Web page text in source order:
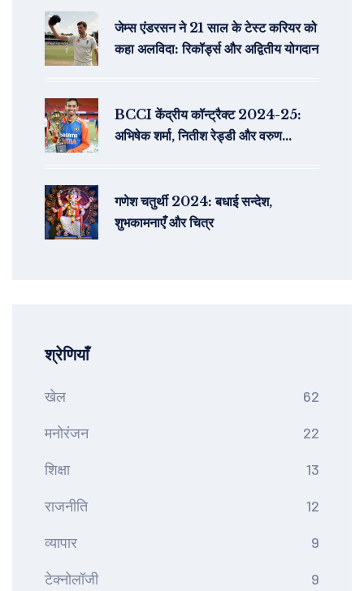
जेम्स एंडरसन ने 21 साल के टेस्ट करियर को
कहा अलविदा: रिकॉर्ड्स और अद्वितीय योगदान
BCCI केंद्रीय कॉन्ट्रैक्ट 2024-25:
अभिषेक शर्मा, नितीश रेड्डी और वरुण
गणेश चतुर्थी 2024: बधाई सन्देश,
शुभकामनाएँ और चित्र
श्रेणियाँ
खेल 62
मनोरंजन 22
शिक्षा 13
राजनीति 12
व्यापार 9
टेक्नोलॉजी 9